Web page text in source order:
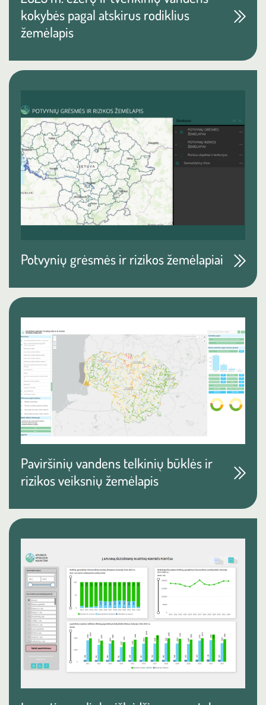
kokybės pagal atskirus rodiklius
žemėlapis
Potvynių grėsmės ir rizikos žemėlapiai
Paviršinių vandens telkinių būklės ir
rizikos veiksnių žemėlapis